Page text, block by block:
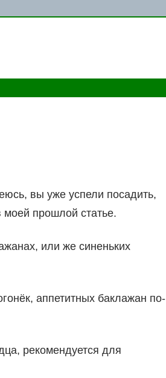
вы уже успели посадить,
моей прошлой статье.
или же синеньких
аппетитных баклажан по-
рекомендуется для